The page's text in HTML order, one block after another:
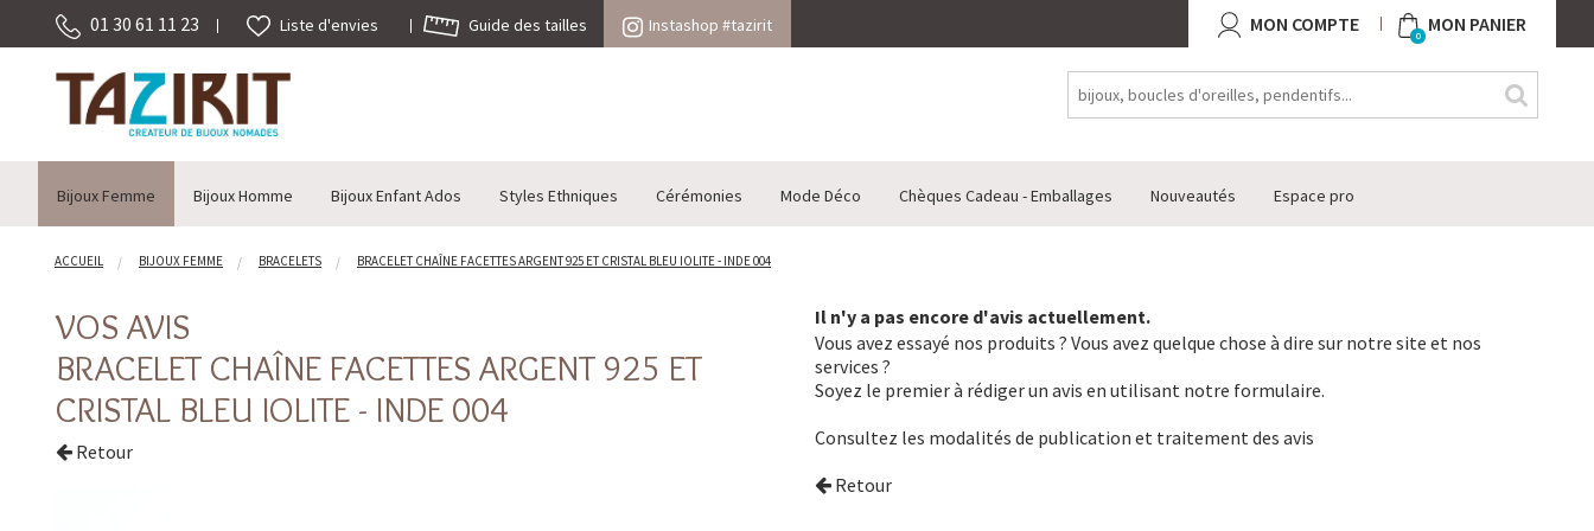
01 30 61 11 23 Liste d'envies Guide des tailles Instashop #tazirit MON COMPTE 0 MON PANIER
Bijoux Femme Bijoux Homme Bijoux Enfant Ados Styles Ethniques Cérémonies Mode Déco Chèques Cadeau - Emballages Nouveautés Espace pro
ACCUEIL BIJOUX FEMME BRACELETS BRACELET CHAÎNE FACETTES ARGENT 925 ET CRISTAL BLEU IOLITE - INDE 004
VOS AVIS
BRACELET CHAÎNE FACETTES ARGENT 925 ET
CRISTAL BLEU IOLITE - INDE 004
Retour
Il n'y a pas encore d'avis actuellement.
Vous avez essayé nos produits ? Vous avez quelque chose à dire sur notre site et nos
services ?
Soyez le premier à rédiger un avis en utilisant notre formulaire.
Consultez les modalités de publication et traitement des avis
Retour